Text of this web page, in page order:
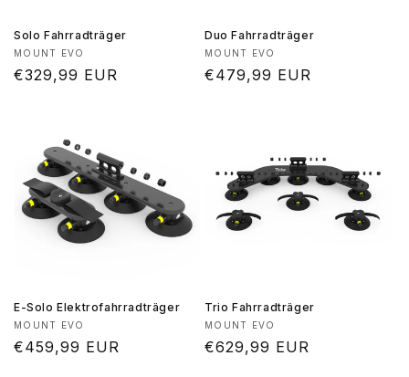
Solo Fahrradträger
Anbieter:
MOUNT EVO
Normaler
€329,99 EUR
Duo Fahrradträger
Anbieter:
MOUNT EVO
Normaler
€479,99 EUR
E-Solo Elektrofahrradträger
Anbieter:
MOUNT EVO
Normaler
€459,99 EUR
Trio Fahrradträger
Anbieter:
MOUNT EVO
Normaler
€629,99 EUR